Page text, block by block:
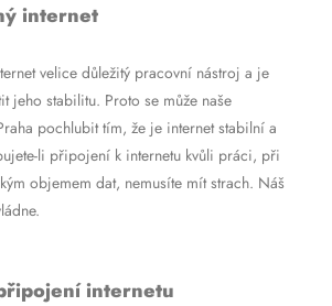
internet
velice důležitý pracovní nástroj a je
jeho stabilitu. Proto se může naše
pochlubit tím, že je internet stabilní a
li připojení k internetu kvůli práci, při
objemem dat, nemusíte mít strach. Náš
internetu